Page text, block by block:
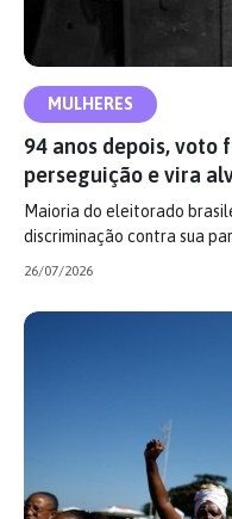
MULHERES
94 anos depois, voto
perseguição e vira
Maioria do eleitorado
discriminação contra sua
26/07/2026